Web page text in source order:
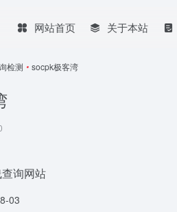
网站首页 关于本站
检测 • socpk极客湾
询网站
03